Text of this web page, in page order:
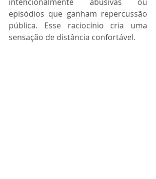
episódios que ganham repercussão
pública. Esse raciocínio cria uma
sensação de distância confortável.